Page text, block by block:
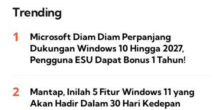
Trending
Microsoft Diam Diam Perpanjang
Dukungan Windows 10 Hingga 2027,
Pengguna ESU Dapat Bonus 1 Tahun!
Mantap, Inilah 5 Fitur Windows 11 yang
Akan Hadir Dalam 30 Hari Kedepan